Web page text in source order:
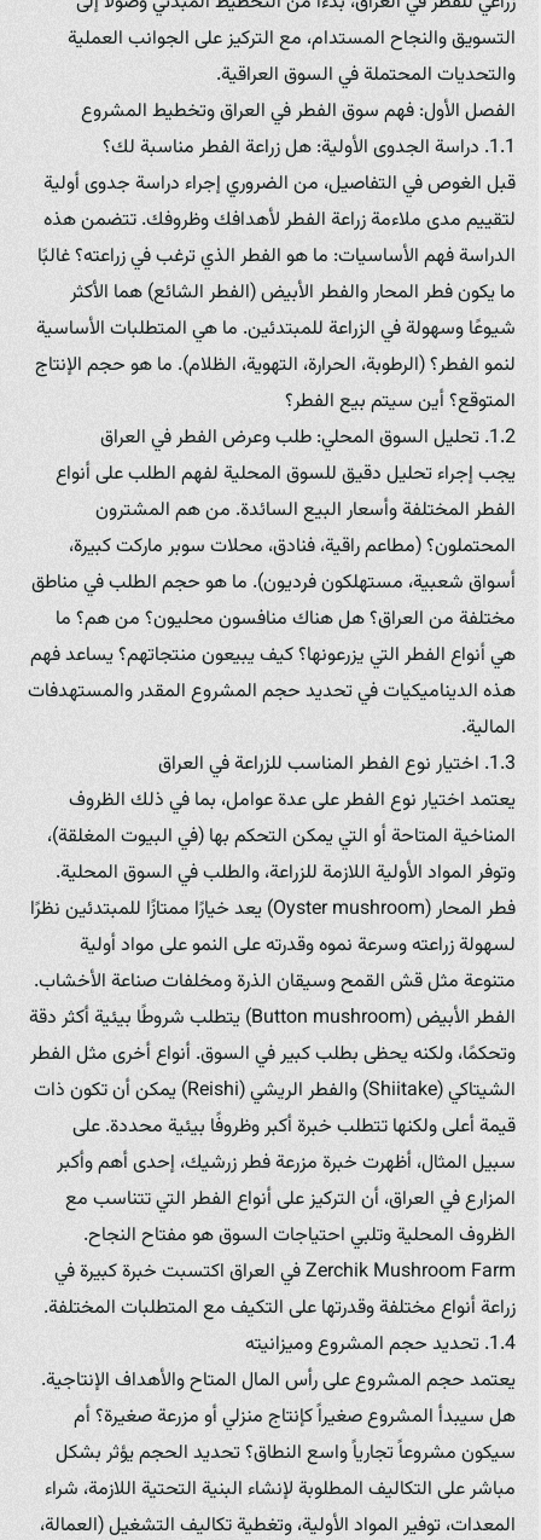
التسويق والنجاح المستدام، مع التركيز على الجوانب العملية
والتحديات المحتملة في السوق العراقية.
الفصل الأول: فهم سوق الفطر في العراق وتخطيط المشروع
1.1. دراسة الجدوى الأولية: هل زراعة الفطر مناسبة لك؟
قبل الغوص في التفاصيل، من الضروري إجراء دراسة جدوى أولية
لتقييم مدى ملاءمة زراعة الفطر لأهدافك وظروفك. تتضمن هذه
الدراسة فهم الأساسيات: ما هو الفطر الذي ترغب في زراعته؟ غالبًا
ما يكون فطر المحار والفطر الأبيض (الفطر الشائع) هما الأكثر
شيوعًا وسهولة في الزراعة للمبتدئين. ما هي المتطلبات الأساسية
لنمو الفطر؟ (الرطوبة، الحرارة، التهوية، الظلام). ما هو حجم الإنتاج
المتوقع؟ أين سيتم بيع الفطر؟
1.2. تحليل السوق المحلي: طلب وعرض الفطر في العراق
يجب إجراء تحليل دقيق للسوق المحلية لفهم الطلب على أنواع
الفطر المختلفة وأسعار البيع السائدة. من هم المشترون
المحتملون؟ (مطاعم راقية، فنادق، محلات سوبر ماركت كبيرة،
أسواق شعبية، مستهلكون فرديون). ما هو حجم الطلب في مناطق
مختلفة من العراق؟ هل هناك منافسون محليون؟ من هم؟ ما
هي أنواع الفطر التي يزرعونها؟ كيف يبيعون منتجاتهم؟ يساعد فهم
هذه الديناميكيات في تحديد حجم المشروع المقدر والمستهدفات
المالية.
1.3. اختيار نوع الفطر المناسب للزراعة في العراق
يعتمد اختيار نوع الفطر على عدة عوامل، بما في ذلك الظروف
المناخية المتاحة أو التي يمكن التحكم بها (في البيوت المغلقة)،
وتوفر المواد الأولية اللازمة للزراعة، والطلب في السوق المحلية.
فطر المحار (Oyster mushroom) يعد خيارًا ممتازًا للمبتدئين نظرًا
لسهولة زراعته وسرعة نموه وقدرته على النمو على مواد أولية
متنوعة مثل قش القمح وسيقان الذرة ومخلفات صناعة الأخشاب.
الفطر الأبيض (Button mushroom) يتطلب شروطًا بيئية أكثر دقة
وتحكمًا، ولكنه يحظى بطلب كبير في السوق. أنواع أخرى مثل الفطر
الشيتاكي (Shiitake) والفطر الريشي (Reishi) يمكن أن تكون ذات
قيمة أعلى ولكنها تتطلب خبرة أكبر وظروفًا بيئية محددة. على
سبيل المثال، أظهرت خبرة مزرعة فطر زرشيك، إحدى أهم وأكبر
المزارع في العراق، أن التركيز على أنواع الفطر التي تتناسب مع
الظروف المحلية وتلبي احتياجات السوق هو مفتاح النجاح.
Zerchik Mushroom Farm في العراق اكتسبت خبرة كبيرة في
زراعة أنواع مختلفة وقدرتها على التكيف مع المتطلبات المختلفة.
1.4. تحديد حجم المشروع وميزانيته
يعتمد حجم المشروع على رأس المال المتاح والأهداف الإنتاجية.
هل سيبدأ المشروع صغيراً كإنتاج منزلي أو مزرعة صغيرة؟ أم
سيكون مشروعاً تجارياً واسع النطاق؟ تحديد الحجم يؤثر بشكل
مباشر على التكاليف المطلوبة لإنشاء البنية التحتية اللازمة، شراء
المعدات، توفير المواد الأولية، وتغطية تكاليف التشغيل (العمالة،